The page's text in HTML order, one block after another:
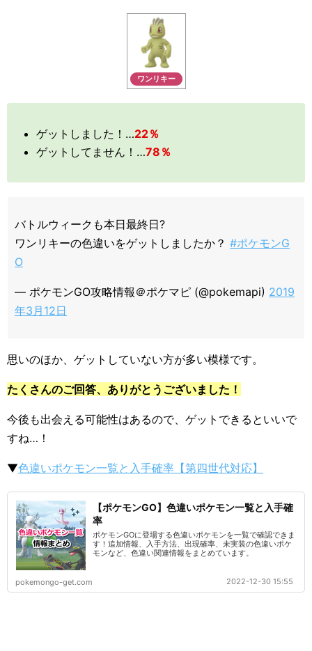
ワンリキー
ゲットしました！…22％
ゲットしてません！…78％
バトルウィークも本日最終日?
ワンリキーの色違いをゲットしましたか？ #ポケモンG
O
— ポケモンGO攻略情報＠ポケマピ (@pokemapi) 2019
年3月12日
思いのほか、ゲットしていない方が多い模様です。
たくさんのご回答、ありがとうございました！
今後も出会える可能性はあるので、ゲットできるといいで
すね…！
▼色違いポケモン一覧と入手確率【第四世代対応】
【ポケモンGO】色違いポケモン一覧と入手確
率
ポケモンGOに登場する色違いポケモンを一覧で確認できま
す！追加情報、入手方法、出現確率、未実装の色違いポケ
モンなど、色違い関連情報をまとめています。
pokemongo-get.com 2022-12-30 15:55